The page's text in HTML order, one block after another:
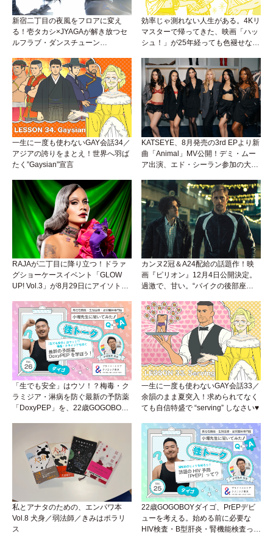
新宿二丁目の夜風をフロアに変え
る！壱タカシ×JYAGAが解き放つセ
ルフラブ・ダンスチューン
効率じゃ測れない人生がある。4Kリ
マスターで帰ってきた、映画「ハッ
シュ！」が25年経っても色褪せない
一生に一度も使わないGAY会話34／
アジアの誇りをまとえ！世界へ羽ば
たく”Gaysian”宣言
KATSEYE、8月発売の3rd EPより新
曲「Animal」MV公開！デミ・ムー
ア出演、エド・シーラン参加の大胆
RAJAが二丁目に降り立つ！ドラァ
グショーケースイベント「GLOW
UP! Vol.3」が8月29日にアイソトー
カンヌ2冠＆A24配給の話題作！映
画『ピリオン』12月4日公開決定。
過激で、甘い。“バイクの後部座
「生でも安全」はウソ！？梅毒・ク
ラミジア・淋病を防ぐ最新の予防薬
「DoxyPEP」を、22歳GOGOBOY
（Vol.26）
一生に一度も使わないGAY会話33／
余韻のまま夏突入！求められてなく
ても自信特盛で “serving” しなさい♥
私とアナタのための、エンパワ本
Vol.8 犬身／弱法師／きみはポラリ
ス
22歳GOGOBOYダイゴ、PrEPデビ
ューを考える。始める前に必要な
HIV検査・B型肝炎・腎機能検査っ